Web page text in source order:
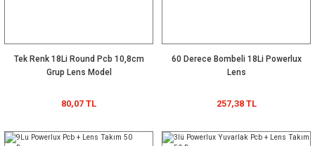
Tek Renk 18Li Round Pcb 10,8cm
Grup Lens Model
80,07 TL
60 Derece Bombeli 18Li Powerlux
Lens
257,38 TL